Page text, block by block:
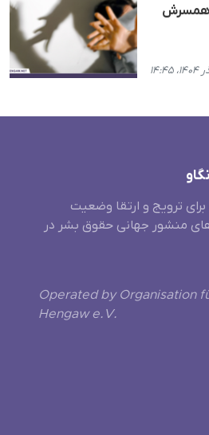
همسرش
ترویج و ارتقا وضعیت
منشور جهانی حقوق بشر در
Operated by Organisation
Hengaw e.V.